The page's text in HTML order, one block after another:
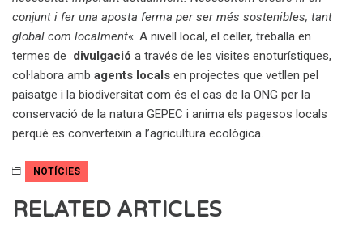
conjunt i fer una aposta ferma per ser més sostenibles, tant
global com localment«. A nivell local, el celler, treballa en
termes de divulgació a través de les visites enoturístiques,
col·labora amb agents locals en projectes que vetllen pel
paisatge i la biodiversitat com és el cas de la ONG per la
conservació de la natura GEPEC i anima els pagesos locals
perquè es converteixin a l’agricultura ecològica.
NOTÍCIES
RELATED ARTICLES